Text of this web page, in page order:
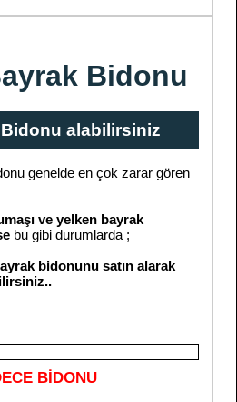
Bidonu
alabilirsiniz
genelde en çok zarar gören
ve yelken bayrak
bu gibi durumlarda ;
bidonunu satın alarak
BİDONU